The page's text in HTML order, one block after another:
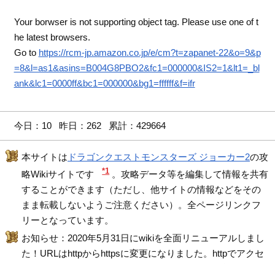
Your borwser is not supporting object tag. Please use one of t
he latest browsers.
Go to https://rcm-jp.amazon.co.jp/e/cm?t=zapanet-22&o=9&p
=8&l=as1&asins=B004G8PBO2&fc1=000000&IS2=1&lt1=_bl
ank&lc1=0000ff&bc1=000000&bg1=ffffff&f=ifr
今日：10 昨日：262 累計：429664
本サイトは ドラゴンクエストモンスターズ ジョーカー2の攻
略Wikiサイトです
*1 。攻略データ等を編集して情報を共有
することができます（ただし、他サイトの情報などをその
まま転載しないようご注意ください）。全ページリンクフ
リーとなっています。
お知らせ：2020年5月31日にwikiを全面リニューアルしまし
た！URLはhttpからhttpsに変更になりました。httpでアクセ